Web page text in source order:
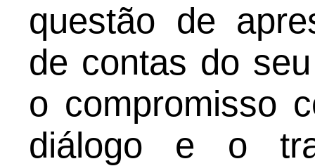
questão de
de contas do
o compromisso
diálogo e o